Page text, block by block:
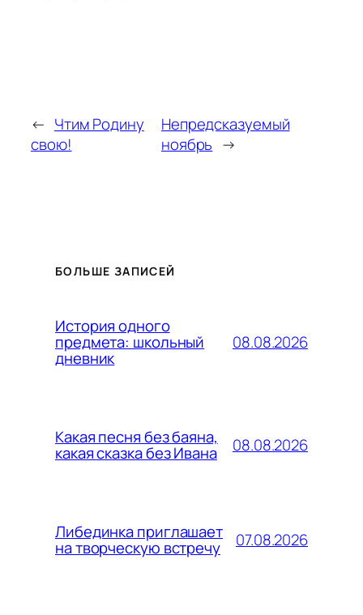
← Чтим Родину
свою!
Непредсказуемый
ноябрь →
БОЛЬШЕ ЗАПИСЕЙ
История одного
предмета: школьный
дневник
08.08.2026
Какая песня без баяна,
какая сказка без Ивана 08.08.2026
Либединка приглашает
на творческую встречу 07.08.2026